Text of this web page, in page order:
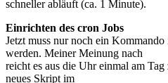
schneller abläuft (ca. 1 Minute).
Einrichten des cron Jobs
Jetzt muss nur noch ein
werden. Meiner Meinung nach
reicht es aus die Uhr einmal am
neues Skript im